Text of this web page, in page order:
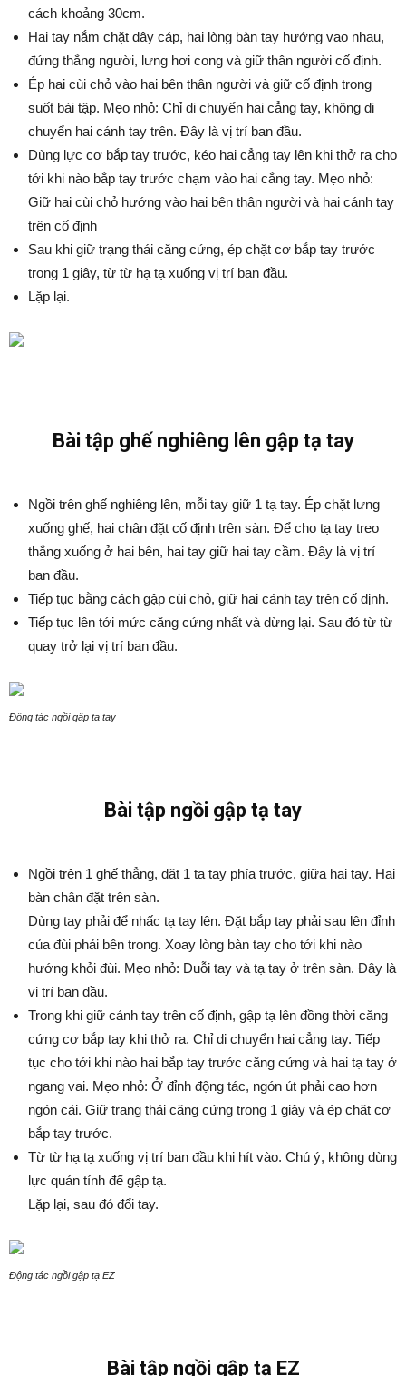
cách khoảng 30cm.
Hai tay nắm chặt dây cáp, hai lòng bàn tay hướng vao nhau,
đứng thẳng người, lưng hơi cong và giữ thân người cố định.
Ép hai cùi chỏ vào hai bên thân người và giữ cố định trong
suốt bài tập. Mẹo nhỏ: Chỉ di chuyển hai cẳng tay, không di
chuyển hai cánh tay trên. Đây là vị trí ban đầu.
Dùng lực cơ bắp tay trước, kéo hai cẳng tay lên khi thở ra cho
tới khi nào bắp tay trước chạm vào hai cẳng tay. Mẹo nhỏ:
Giữ hai cùi chỏ hướng vào hai bên thân người và hai cánh tay
trên cố định
Sau khi giữ trạng thái căng cứng, ép chặt cơ bắp tay trước
trong 1 giây, từ từ hạ tạ xuống vị trí ban đầu.
Lặp lại.
Bài tập ghế nghiêng lên gập tạ tay
Ngồi trên ghế nghiêng lên, mỗi tay giữ 1 tạ tay. Ép chặt lưng
xuống ghế, hai chân đặt cố định trên sàn. Để cho tạ tay treo
thẳng xuống ở hai bên, hai tay giữ hai tay cầm. Đây là vị trí
ban đầu.
Tiếp tục bằng cách gập cùi chỏ, giữ hai cánh tay trên cố định.
Tiếp tục lên tới mức căng cứng nhất và dừng lại. Sau đó từ từ
quay trở lại vị trí ban đầu.
Động tác ngồi gập tạ tay
Bài tập ngồi gập tạ tay
Ngồi trên 1 ghế thẳng, đặt 1 tạ tay phía trước, giữa hai tay. Hai
bàn chân đặt trên sàn.
Dùng tay phải để nhấc tạ tay lên. Đặt bắp tay phải sau lên đỉnh
của đùi phải bên trong. Xoay lòng bàn tay cho tới khi nào
hướng khỏi đùi. Mẹo nhỏ: Duỗi tay và tạ tay ở trên sàn. Đây là
vị trí ban đầu.
Trong khi giữ cánh tay trên cố định, gập tạ lên đồng thời căng
cứng cơ bắp tay khi thở ra. Chỉ di chuyển hai cẳng tay. Tiếp
tục cho tới khi nào hai bắp tay trước căng cứng và hai tạ tay ở
ngang vai. Mẹo nhỏ: Ở đỉnh động tác, ngón út phải cao hơn
ngón cái. Giữ trang thái căng cứng trong 1 giây và ép chặt cơ
bắp tay trước.
Từ từ hạ tạ xuống vị trí ban đầu khi hít vào. Chú ý, không dùng
lực quán tính để gập tạ.
Lặp lại, sau đó đổi tay.
Động tác ngồi gập tạ EZ
Bài tập ngồi gập tạ EZ